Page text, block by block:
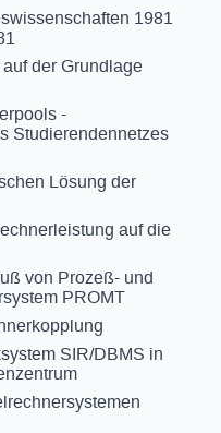
1981
der Grundlage
-
Studierendennetzes
Lösung der
auf die
von Prozeß- und
PROMT
SIR/DBMS in